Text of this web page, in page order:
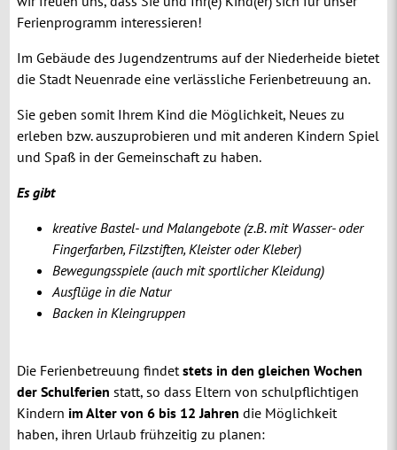
Ferienprogramm interessieren!
Im Gebäude des Jugendzentrums auf der Niederheide bietet
die Stadt Neuenrade eine verlässliche Ferienbetreuung an.
Sie geben somit Ihrem Kind die Möglichkeit, Neues zu
erleben bzw. auszuprobieren und mit anderen Kindern Spiel
und Spaß in der Gemeinschaft zu haben.
Es gibt
kreative Bastel- und Malangebote (z.B. mit Wasser- oder
Fingerfarben, Filzstiften, Kleister oder Kleber)
Bewegungsspiele (auch mit sportlicher Kleidung)
Ausflüge in die Natur
Backen in Kleingruppen
Die Ferienbetreuung findet stets in den gleichen Wochen
der Schulferien statt, so dass Eltern von schulpflichtigen
Kindern im Alter von 6 bis 12 Jahren die Möglichkeit
haben, ihren Urlaub frühzeitig zu planen: